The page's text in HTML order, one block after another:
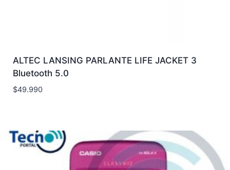
ALTEC LANSING PARLANTE LIFE JACKET 3
Bluetooth 5.0
$49.990